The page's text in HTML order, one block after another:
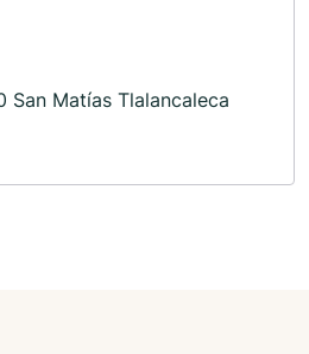
San Matías Tlalancaleca